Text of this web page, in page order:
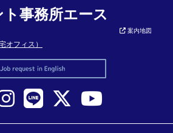
事務所エース
オフィス）
案内地図